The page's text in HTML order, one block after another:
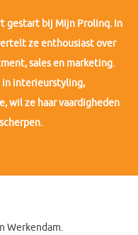
gestart bij Mijn Prolinq. In
ze enthousiast over
sales en marketing.
in interieurstyling,
wil ze haar vaardigheden
Werkendam.